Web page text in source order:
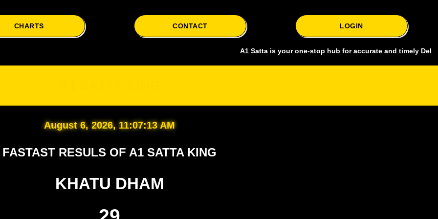
CHARTS CONTACT LOGIN
A1 Satta is your one-stop hub for accurate and timely Delhi bazar
August 6, 2026, 11:07:14 AM
FASTAST RESULS OF A1 SATTA KING
KHATU DHAM